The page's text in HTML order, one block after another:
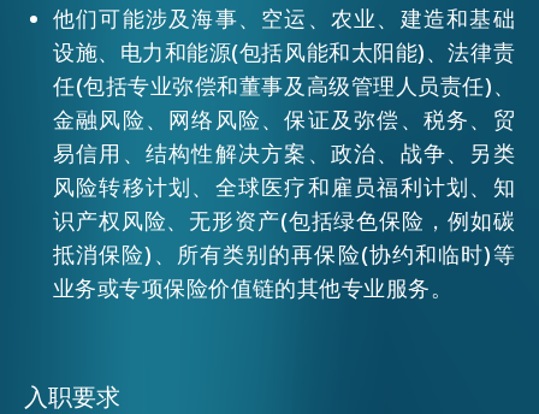
在港营商
活动情报
最新消息
关于我们
他们可能涉及海事、空运、农业、建造和基础
设施、电力和能源(包括风能和太阳能)、法律责
任(包括专业弥偿和董事及高级管理人员责任)、
金融风险、网络风险、保证及弥偿、税务、贸
易信用、结构性解决方案、政治、战争、另类
风险转移计划、全球医疗和雇员福利计划、知
识产权风险、无形资产(包括绿色保险，例如碳
抵消保险)、所有类别的再保险(协约和临时)等
业务或专项保险价值链的其他专业服务。
入职要求